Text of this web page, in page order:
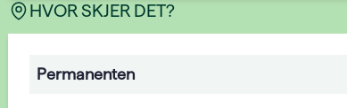
HVOR SKJER DET?
Permanenten